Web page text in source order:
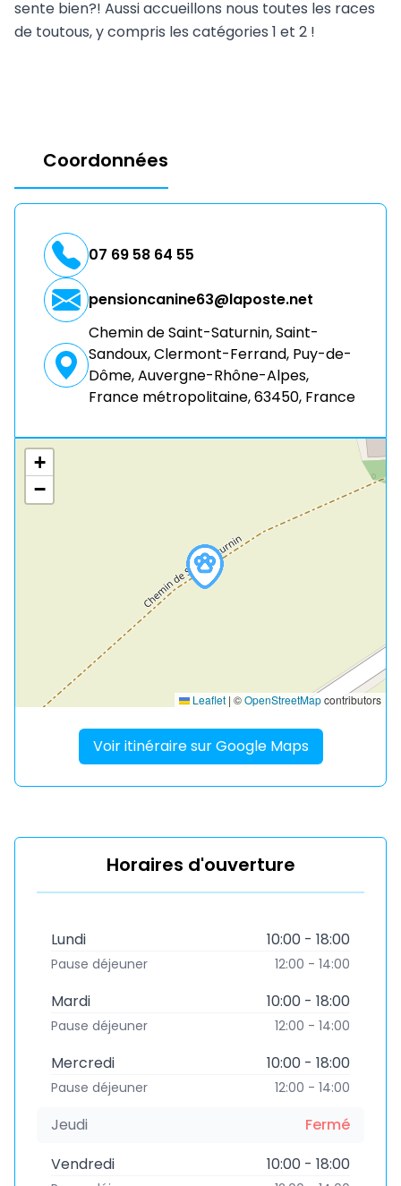
sente bien?! Aussi accueillons nous toutes les races
de toutous, y compris les catégories 1 et 2 !
Coordonnées
07 69 58 64 55
pensioncanine63@laposte.net
Chemin de Saint-Saturnin, Saint-
Sandoux, Clermont-Ferrand, Puy-de-
Dôme, Auvergne-Rhône-Alpes,
France métropolitaine, 63450, France
+
−
Leaflet | ©OpenStreetMapcontributors
Voir itinéraire sur Google Maps
Horaires d'ouverture
Lundi 10:00 - 18:00
Pause déjeuner 12:00 - 14:00
Mardi 10:00 - 18:00
Pause déjeuner 12:00 - 14:00
Mercredi 10:00 - 18:00
Pause déjeuner 12:00 - 14:00
Jeudi
Fermé
Vendredi
10:00 - 18:00